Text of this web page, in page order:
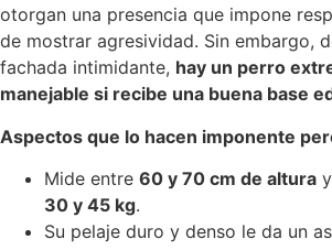
otorgan una presencia que impone
de mostrar agresividad. Sin embargo,
fachada intimidante, hay un perro
manejable si recibe una buena base
Aspectos que lo hacen imponente
Mide entre 60 y 70 cm de altura
30 y 45 kg.
Su pelaje duro y denso le da un